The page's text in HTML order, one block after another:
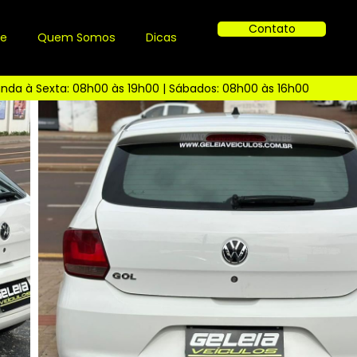
Quem Somos Dicas
Contato
à Sexta: 08h00 às 19h00 | Sábados: 08h00 às 16h00